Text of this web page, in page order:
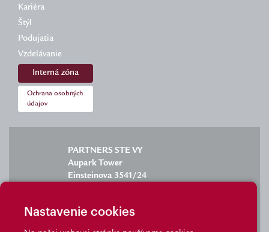
Nastavenie cookies
Kariéra
Štýl
Podujatia
Vzdelávanie
Interná zóna
Ochrana osobných
údajov
PARTNERS STE VY
Aupark Tower
Einsteinova 3541/24